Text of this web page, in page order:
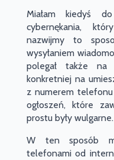
Miałam kiedyś
cybernękania,
nazwijmy to
wysyłaniem
polegał także
konkretniej na
z numerem telefonu
ogłoszeń, które
prostu były wulgarne.
W ten sposób
telefonami od